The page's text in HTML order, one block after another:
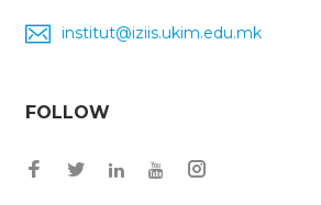
institut@iziis.ukim.edu.mk
FOLLOW
Facebook
Twitter
Instagram